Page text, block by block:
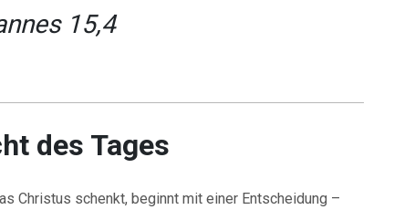
15,4
des Tages
Christus schenkt, beginnt mit einer Entscheidung –